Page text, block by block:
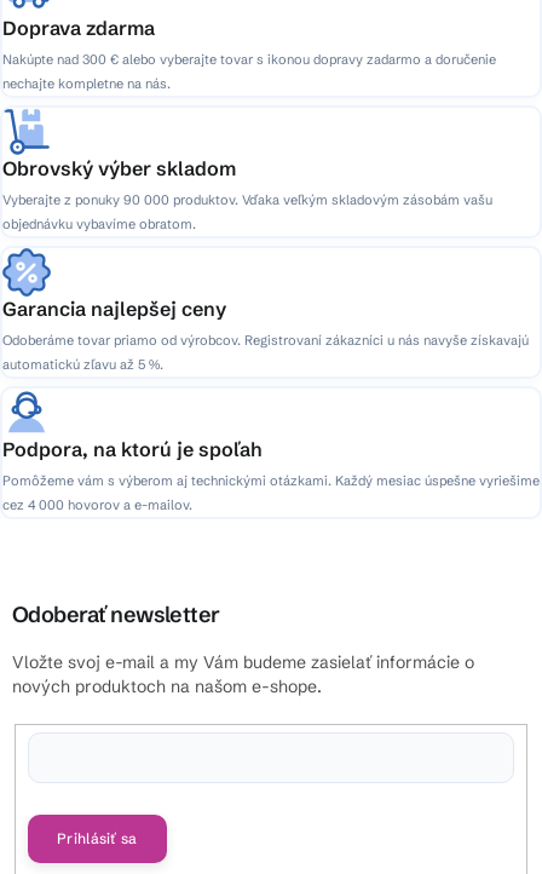
Doprava zdarma
Nakúpte nad 300 € alebo vyberajte tovar s ikonou dopravy zadarmo a doručenie
nechajte kompletne na nás.
Obrovský výber skladom
Vyberajte z ponuky 90 000 produktov. Vďaka veľkým skladovým zásobám vašu
objednávku vybavíme obratom.
Garancia najlepšej ceny
Odoberáme tovar priamo od výrobcov. Registrovaní zákazníci u nás navyše získavajú
automatickú zľavu až 5 %.
Podpora, na ktorú je spoľah
Pomôžeme vám s výberom aj technickými otázkami. Každý mesiac úspešne vyriešime
cez 4 000 hovorov a e-mailov.
Odoberať newsletter
Vložte svoj e-mail a my Vám budeme zasielať informácie o
nových produktoch na našom e-shope.
Prihlásiť sa